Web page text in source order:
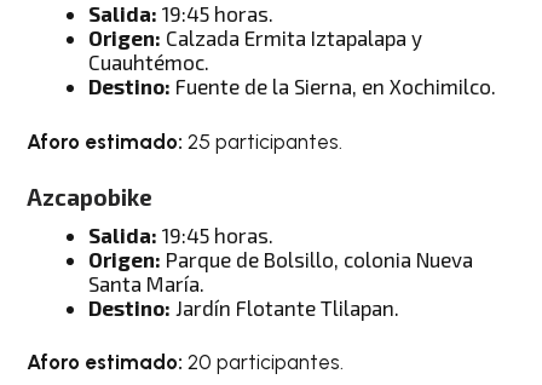
Salida: 19:45 horas.
Origen: Calzada Ermita Iztapalapa y
Cuauhtémoc.
Destino: Fuente de la Sierna, en Xochimilco.
Aforo estimado: 25 participantes.
Azcapobike
Salida: 19:45 horas.
Origen: Parque de Bolsillo, colonia Nueva
Santa María.
Destino: Jardín Flotante Tlilapan.
Aforo estimado: 20 participantes.